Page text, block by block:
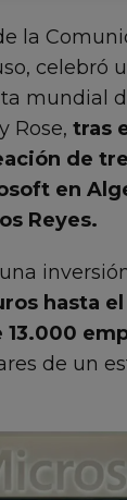
la
celebró
mundial
Rose, tras
de
en
Reyes.
hasta el
de un